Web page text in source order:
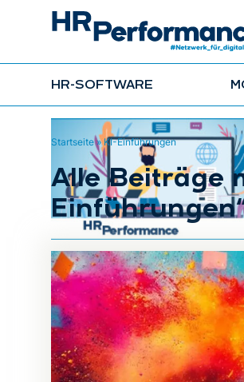
HR-SOFTWARE
Startseite»KI-Einführungen
Alle Beiträge
Einführungen“